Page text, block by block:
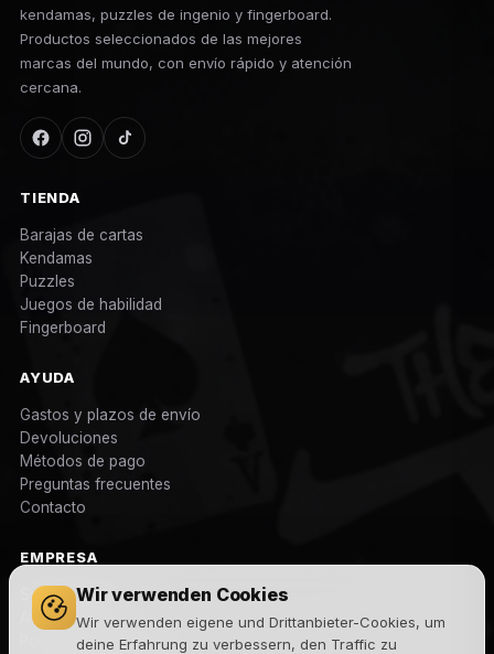
Wir verwenden Cookies
Wir verwenden eigene und Drittanbieter-Cookies, um
deine Erfahrung zu verbessern, den Traffic zu
kendamas, puzzles de ingenio y fingerboard.
Productos seleccionados de las mejores
marcas del mundo, con envío rápido y atención
cercana.
TIENDA
Barajas de cartas
Kendamas
Puzzles
Juegos de habilidad
Fingerboard
AYUDA
Gastos y plazos de envío
Devoluciones
Métodos de pago
Preguntas frecuentes
Contacto
EMPRESA
Sobre nosotros
Aviso legal
Política de privacidad